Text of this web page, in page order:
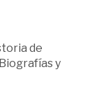
de
Biografías y